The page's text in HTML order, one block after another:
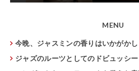
MENU
今晩、ジャスミンの香りはいかがかし
ジャズのルーツとしてのドビュッシー